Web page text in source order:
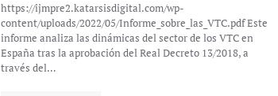
https://ijmpre2.katarsisdigital.com/wp-
content/uploads/2022/05/Informe_sobre_las_VTC.pdf Este
informe analiza las dinámicas del sector de los VTC en
España tras la aprobación del Real Decreto 13/2018, a
través del…